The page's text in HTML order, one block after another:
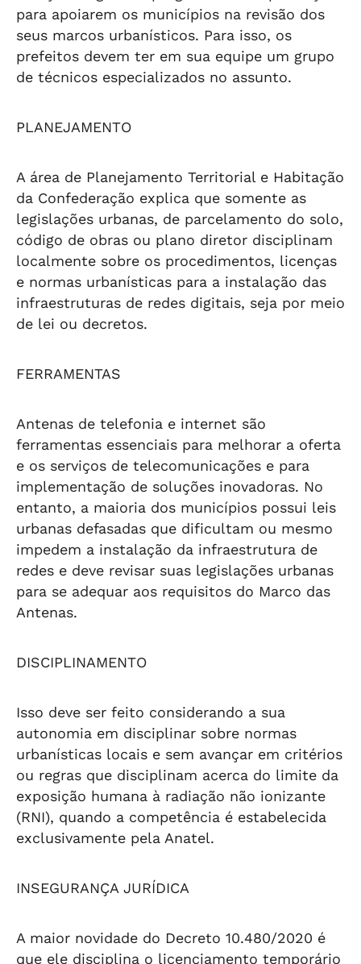
para apoiarem os municípios na revisão dos
seus marcos urbanísticos. Para isso, os
prefeitos devem ter em sua equipe um grupo
de técnicos especializados no assunto.
PLANEJAMENTO
A área de Planejamento Territorial e Habitação
da Confederação explica que somente as
legislações urbanas, de parcelamento do solo,
código de obras ou plano diretor disciplinam
localmente sobre os procedimentos, licenças
e normas urbanísticas para a instalação das
infraestruturas de redes digitais, seja por meio
de lei ou decretos.
FERRAMENTAS
Antenas de telefonia e internet são
ferramentas essenciais para melhorar a oferta
e os serviços de telecomunicações e para
implementação de soluções inovadoras. No
entanto, a maioria dos municípios possui leis
urbanas defasadas que dificultam ou mesmo
impedem a instalação da infraestrutura de
redes e deve revisar suas legislações urbanas
para se adequar aos requisitos do Marco das
Antenas.
DISCIPLINAMENTO
Isso deve ser feito considerando a sua
autonomia em disciplinar sobre normas
urbanísticas locais e sem avançar em critérios
ou regras que disciplinam acerca do limite da
exposição humana à radiação não ionizante
(RNI), quando a competência é estabelecida
exclusivamente pela Anatel.
INSEGURANÇA JURÍDICA
A maior novidade do Decreto 10.480/2020 é
que ele disciplina o licenciamento temporário